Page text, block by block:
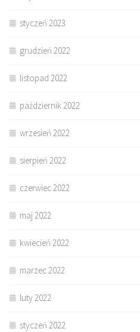
styczeń 2023
grudzień 2022
listopad 2022
październik 2022
wrzesień 2022
sierpień 2022
czerwiec 2022
maj 2022
kwiecień 2022
marzec 2022
luty 2022
styczeń 2022